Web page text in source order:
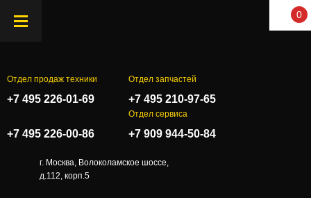
0
Отдел продаж техники
+7 495 226-01-69
Отдел запчастей
+7 495 210-97-65
+7 495 226-00-86
Отдел сервиса
+7 909 944-50-84
г. Москва, Волоколамское шоссе,
д.112, корп.5